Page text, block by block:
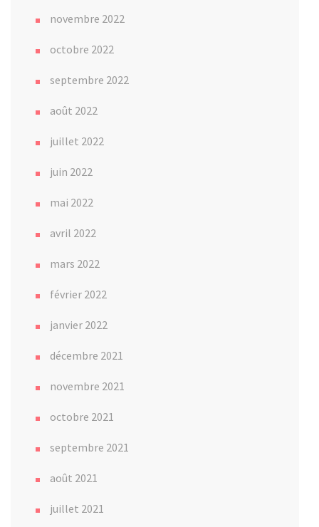
novembre 2022
octobre 2022
septembre 2022
août 2022
juillet 2022
juin 2022
mai 2022
avril 2022
mars 2022
février 2022
janvier 2022
décembre 2021
novembre 2021
octobre 2021
septembre 2021
août 2021
juillet 2021